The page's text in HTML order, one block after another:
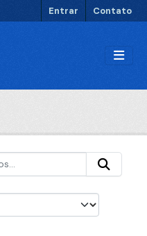
Entrar Contato